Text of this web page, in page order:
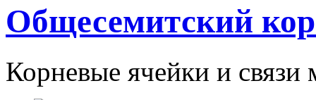
Общесемитский
Корневые ячейки и